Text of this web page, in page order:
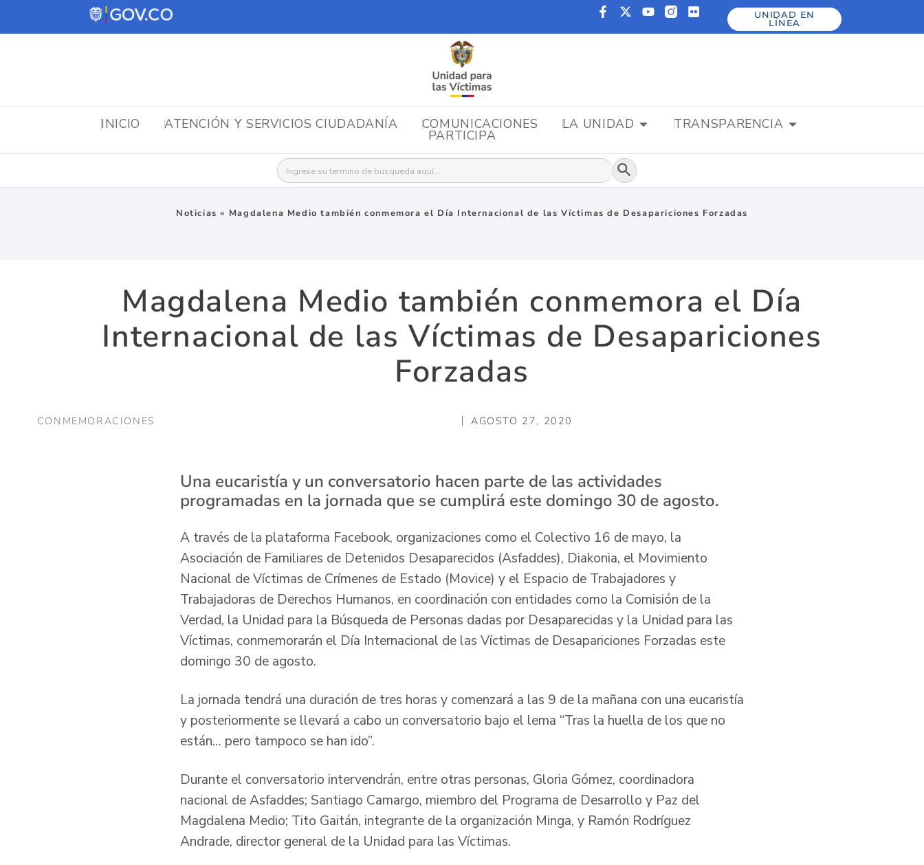
UNIDAD EN
LÍNEA
INICIO ATENCIÓN Y SERVICIOS CIUDADANÍA COMUNICACIONES LA UNIDAD TRANSPARENCIA
PARTICIPA
Buscar: Botón de búsqueda
Noticias » Magdalena Medio también conmemora el Día Internacional de las Víctimas de Desapariciones Forzadas
Magdalena Medio también conmemora el Día
Internacional de las Víctimas de Desapariciones
Forzadas
CONMEMORACIONES AGOSTO 27, 2020
Una eucaristía y un conversatorio hacen parte de las actividades
programadas en la jornada que se cumplirá este domingo 30 de agosto.
A través de la plataforma Facebook, organizaciones como el Colectivo 16 de mayo, la
Asociación de Familiares de Detenidos Desaparecidos (Asfaddes), Diakonia, el Movimiento
Nacional de Víctimas de Crímenes de Estado (Movice) y el Espacio de Trabajadores y
Trabajadoras de Derechos Humanos, en coordinación con entidades como la Comisión de la
Verdad, la Unidad para la Búsqueda de Personas dadas por Desaparecidas y la Unidad para las
Víctimas, conmemorarán el Día Internacional de las Víctimas de Desapariciones Forzadas este
domingo 30 de agosto.
La jornada tendrá una duración de tres horas y comenzará a las 9 de la mañana con una eucaristía
y posteriormente se llevará a cabo un conversatorio bajo el lema “Tras la huella de los que no
están… pero tampoco se han ido”.
Durante el conversatorio intervendrán, entre otras personas, Gloria Gómez, coordinadora
nacional de Asfaddes; Santiago Camargo, miembro del Programa de Desarrollo y Paz del
Magdalena Medio; Tito Gaitán, integrante de la organización Minga, y Ramón Rodríguez
Andrade, director general de la Unidad para las Víctimas.